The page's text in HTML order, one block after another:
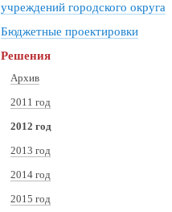
учреждений городского округа
Бюджетные проектировки
Решения
Архив
2011 год
2012 год
2013 год
2014 год
2015 год